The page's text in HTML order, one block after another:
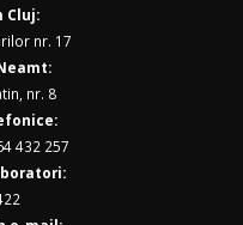
Cluj:
nr. 17
nr. 8
432 257